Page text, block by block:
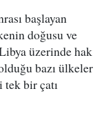
başlayan
doğusu ve
üzerinde hak
bazı ülkeler
bir çatı